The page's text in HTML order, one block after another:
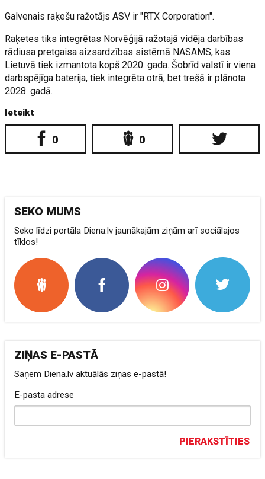
Galvenais raķešu ražotājs ASV ir "RTX Corporation".
Raķetes tiks integrētas Norvēģijā ražotajā vidēja darbības
rādiusa pretgaisa aizsardzības sistēmā NASAMS, kas
Lietuvā tiek izmantota kopš 2020. gada. Šobrīd valstī ir viena
darbspējīga baterija, tiek integrēta otrā, bet trešā ir plānota
2028. gadā.
Ieteikt
0 0
SEKO MUMS
Seko līdzi portāla Diena.lv jaunākajām ziņām arī sociālajos
tīklos!
ZIŅAS E-PASTĀ
Saņem Diena.lv aktuālās ziņas e-pastā!
E-pasta adrese
PIERAKSTĪTIES